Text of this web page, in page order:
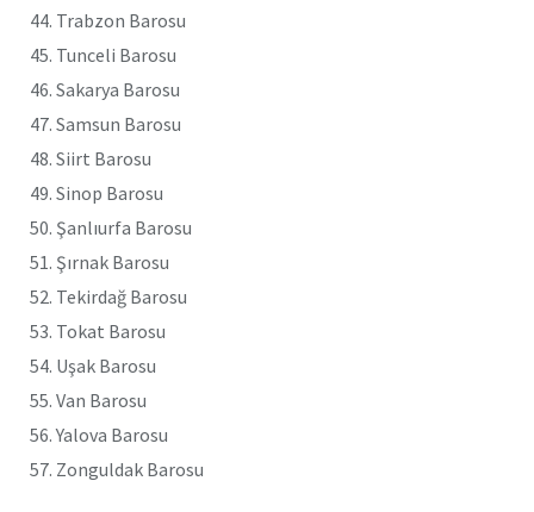
44. Trabzon Barosu
45. Tunceli Barosu
46. Sakarya Barosu
47. Samsun Barosu
48. Siirt Barosu
49. Sinop Barosu
50. Şanlıurfa Barosu
51. Şırnak Barosu
52. Tekirdağ Barosu
53. Tokat Barosu
54. Uşak Barosu
55. Van Barosu
56. Yalova Barosu
57. Zonguldak Barosu